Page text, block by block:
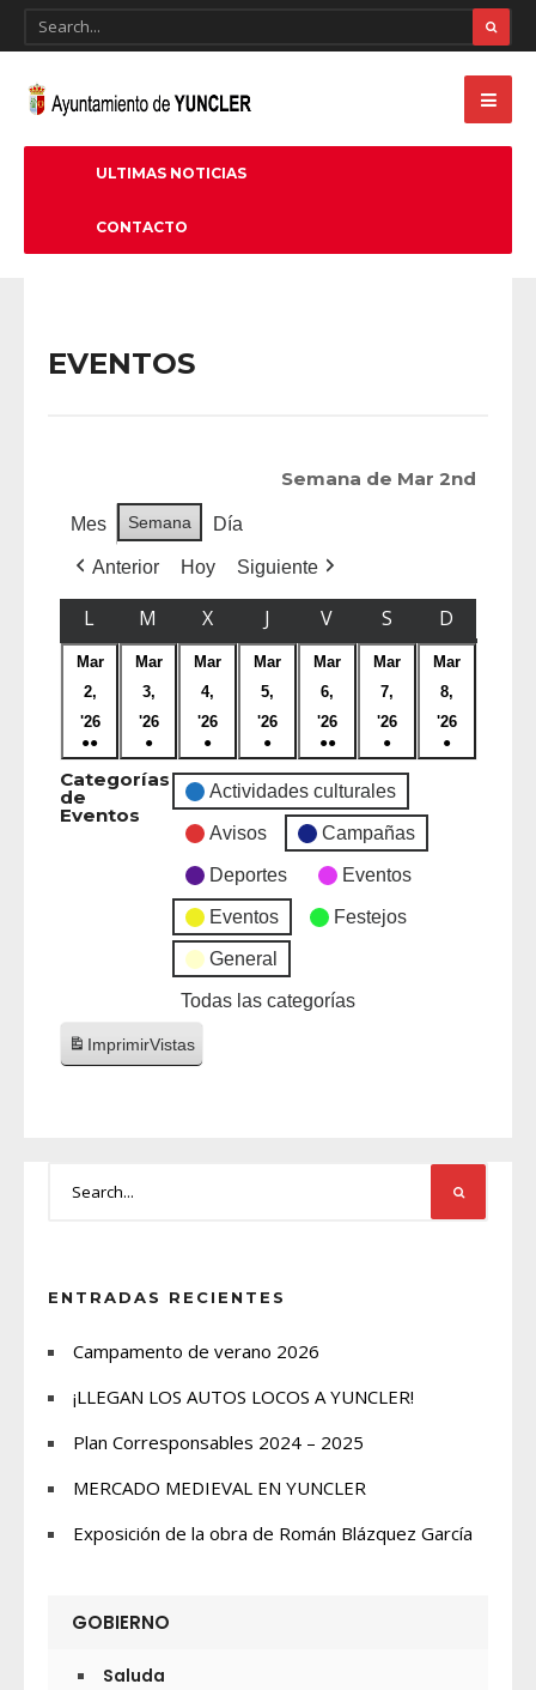
ULTIMAS NOTICIAS
CONTACTO
EVENTOS
Semana de Mar 2nd
Mes Semana Día
Anterior Hoy Siguiente
L M X J V S D
Mar
2,
'26
●●
Mar
3,
'26
●
Mar
4,
'26
●
Mar
5,
'26
●
Mar
6,
'26
●●
Mar
7,
'26
●
Mar
8,
'26
●
Categorías
de
Eventos
Actividades culturales
Avisos Campañas
Deportes Eventos
Eventos Festejos
General
Todas las categorías
ImprimirVistas
ENTRADAS RECIENTES
Campamento de verano 2026
¡LLEGAN LOS AUTOS LOCOS A YUNCLER!
Plan Corresponsables 2024 – 2025
MERCADO MEDIEVAL EN YUNCLER
Exposición de la obra de Román Blázquez García
GOBIERNO
Saluda